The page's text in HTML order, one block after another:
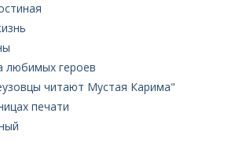
героев
читают Мустая Карима"
печати